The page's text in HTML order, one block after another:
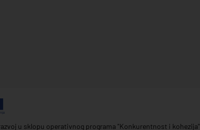
u sklopu operativnog programa "Konkurentnost i kohezija"